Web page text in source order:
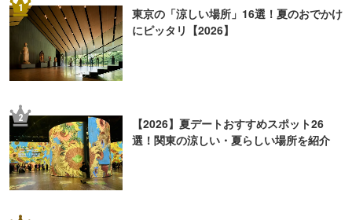
1
東京の「涼しい場所」16選！夏のおでかけ
にピッタリ【2026】
2
【2026】夏デートおすすめスポット26
選！関東の涼しい・夏らしい場所を紹介